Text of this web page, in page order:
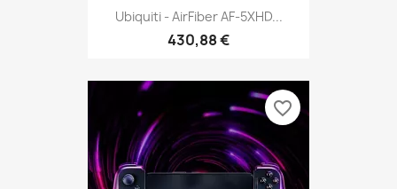
Ubiquiti - AirFiber AF-5XHD...
430,88 €
favorite_border